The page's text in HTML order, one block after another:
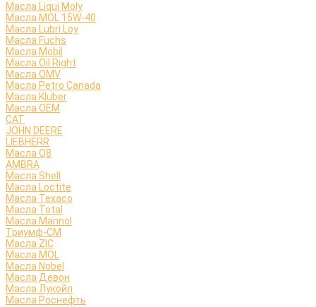
Масла Liqui Moly
Масла MOL 15W-40
Масла Lubri Loy
Масла Fuchs
Масла Mobil
Масла Oil Right
Масла OMV
Масла Petro Canada
Масла Kluber
Масла OEM
CAT
JOHN DEERE
LIEBHERR
Масла Q8
AMBRA
Масла Shell
Масла Loctite
Масла Texaco
Масла Total
Масла Mannol
Триумф-СМ
Масла ZIC
Масла MOL
Масла Nobel
Масла Девон
Масла Лукойл
Масла Роснефть